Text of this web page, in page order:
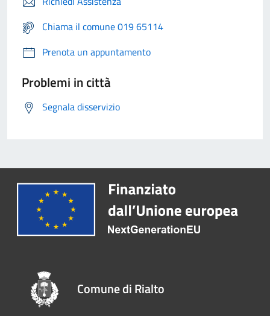
Chiama il comune 019 65114
Prenota un appuntamento
Problemi in città
Segnala disservizio
Comune di Rialto